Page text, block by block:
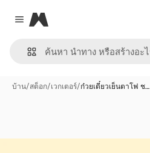
Close menu
Magnific
บ้าน/สต็อก/เวกเตอร์/ก๋วยเตี๋ยวเย็นตาโฟ ช…